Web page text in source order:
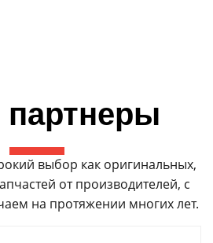
выбор как оригинальных,
от производителей, с
на протяжении многих лет.